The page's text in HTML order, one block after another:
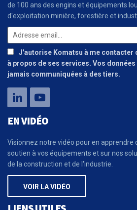
de 100 ans des engins et équipements
d'exploitation minière, forestière et
J'autorise Komatsu à me contacter
à propos de ses services. Vos
jamais communiquées à des tiers.
EN VIDÉO
Visionnez notre vidéo pour en apprendre
soutien à vos équipements et sur nos
de la construction et de l'industrie.
VOIR LA VIDÉO